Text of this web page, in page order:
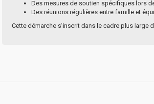
Des mesures de soutien spécifiques lors
Des réunions régulières entre famille et
Cette démarche s’inscrit dans le cadre plus large